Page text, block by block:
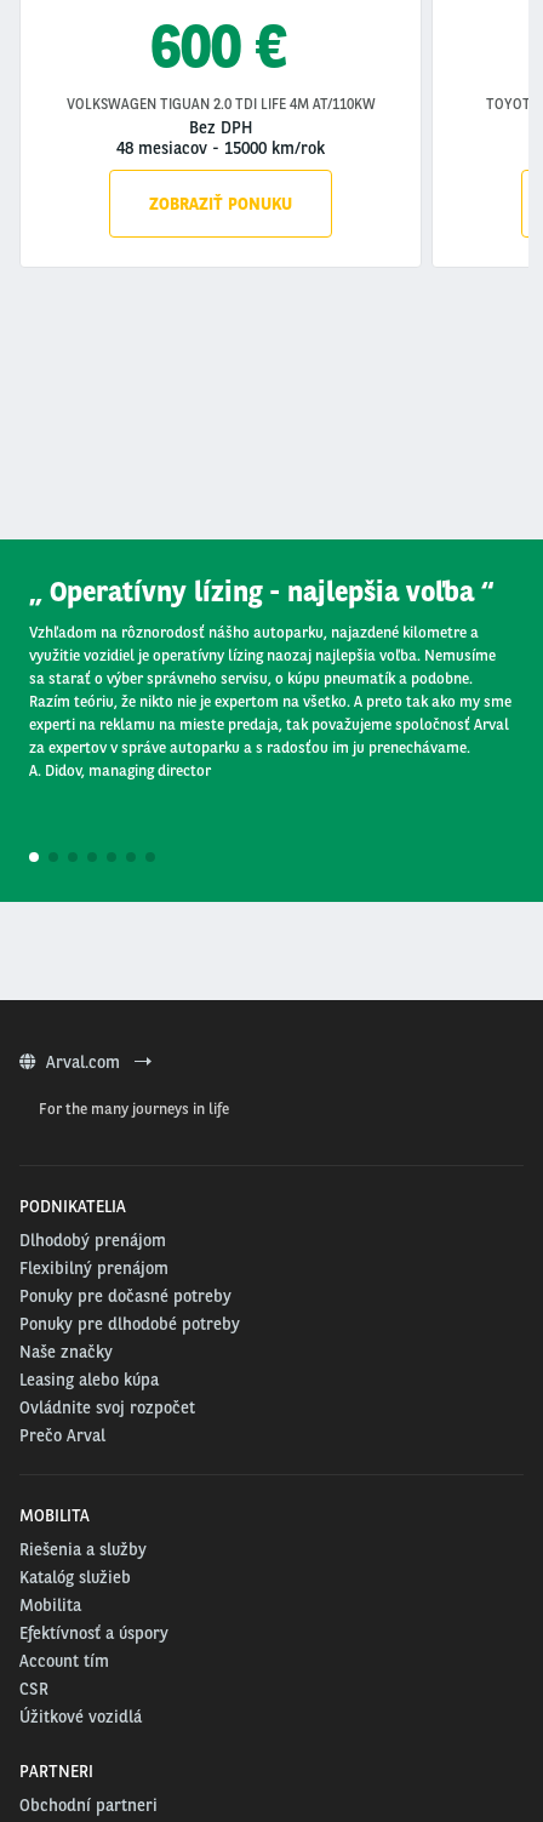
600 €
VOLKSWAGEN TIGUAN 2.0 TDI LIFE 4M AT/110KW
Bez DPH
48 mesiacov - 15000 km/rok
ZOBRAZIŤ PONUKU
TOYOTA
Operatívny lízing - najlepšia voľba
Vzhľadom na rôznorodosť nášho autoparku, najazdené kilometre a
využitie vozidiel je operatívny lízing naozaj najlepšia voľba. Nemusíme
sa starať o výber správneho servisu, o kúpu pneumatík a podobne.
Razím teóriu, že nikto nie je expertom na všetko. A preto tak ako my sme
experti na reklamu na mieste predaja, tak považujeme spoločnosť Arval
za expertov v správe autoparku a s radosťou im ju prenechávame.
A. Didov, managing director
Arval.com
For the many journeys in life
PODNIKATELIA
Dlhodobý prenájom
Flexibilný prenájom
Ponuky pre dočasné potreby
Ponuky pre dlhodobé potreby
Naše značky
Leasing alebo kúpa
Ovládnite svoj rozpočet
Prečo Arval
MOBILITA
Riešenia a služby
Katalóg služieb
Mobilita
Efektívnosť a úspory
Account tím
CSR
Úžitkové vozidlá
PARTNERI
Obchodní partneri